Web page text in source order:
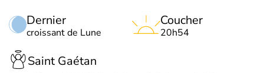
Dernier
croissant de Lune
Coucher
20h54
Saint Gaétan